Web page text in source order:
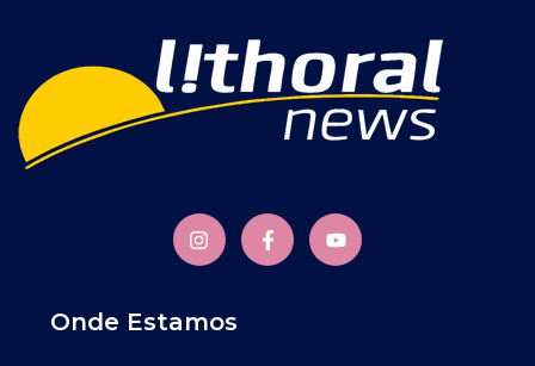
Onde Estamos